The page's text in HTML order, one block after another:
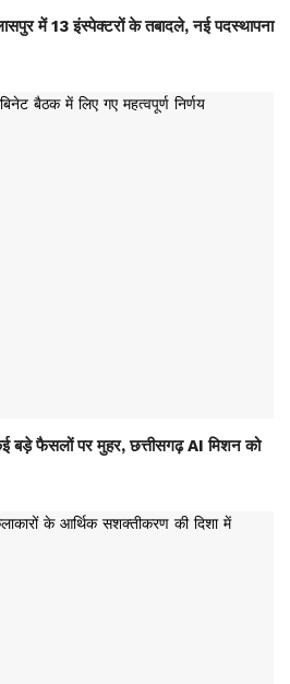
में 13 इंस्पेक्टरों के तबादले, नई पदस्थापना
बड़े फैसलों पर मुहर, छत्तीसगढ़ AI मिशन को